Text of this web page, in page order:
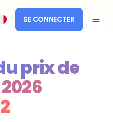
SE CONNECTER
prix de